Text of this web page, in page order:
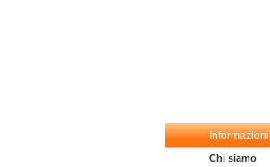
Informazioni
Chi siamo